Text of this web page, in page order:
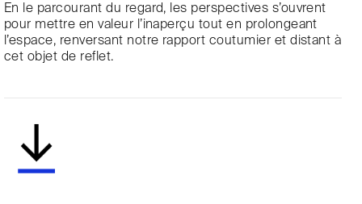
En le parcourant du regard, les perspectives s’ouvrent
pour mettre en valeur l’inaperçu tout en prolongeant
l’espace, renversant notre rapport coutumier et distant à
cet objet de reflet.